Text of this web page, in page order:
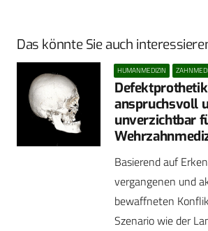
Das könnte Sie auch
HUMANMEDIZIN
anspruchsvoll
unverzichtbar
Basierend auf
vergangenen und
bewaffneten
Szenario wie der